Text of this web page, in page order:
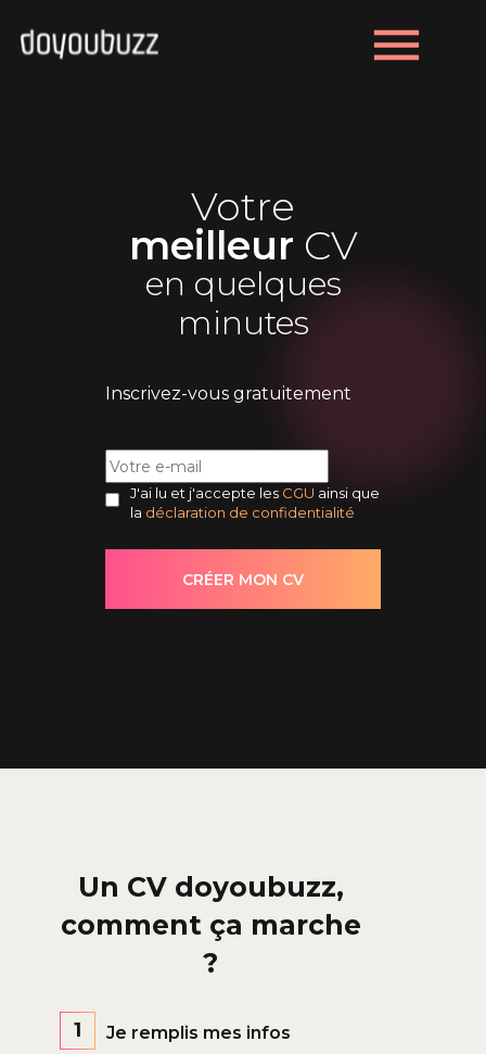
menu
Votre
meilleur CV
en quelques
minutes
Inscrivez-vous gratuitement
J'ai lu et j'accepte les CGU ainsi que
la déclaration de confidentialité
Un CV doyoubuzz,
comment ça marche
?
1 Je remplis mes infos